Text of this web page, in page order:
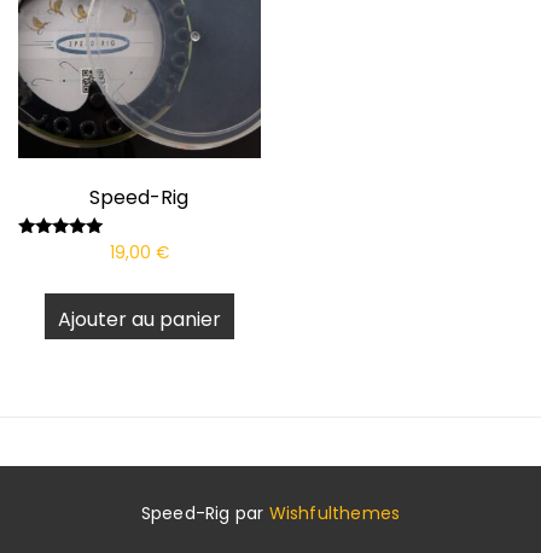
Speed-Rig
19,00 €
Ajouter au panier
Speed-Rig par Wishfulthemes